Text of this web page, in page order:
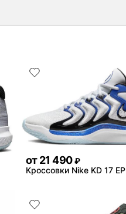
от 21 490 ₽
Кроссовки Nike KD 17 EP